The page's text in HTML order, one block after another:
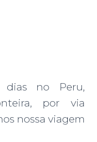
dias no Peru,
por via
nossa viagem